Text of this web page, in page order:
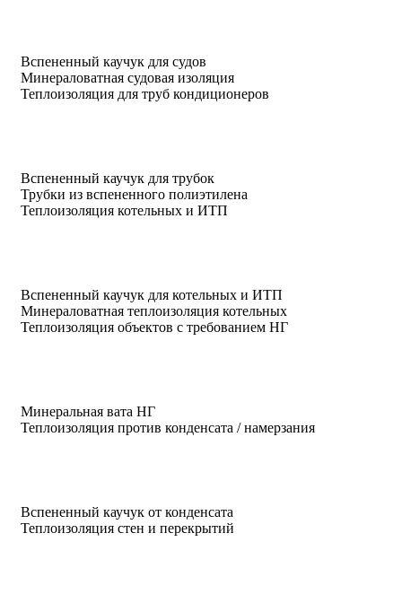
Вспененный каучук для судов
Минераловатная судовая изоляция
Теплоизоляция для труб кондиционеров
Вспененный каучук для трубок
Трубки из вспененного полиэтилена
Теплоизоляция котельных и ИТП
Вспененный каучук для котельных и ИТП
Минераловатная теплоизоляция котельных
Теплоизоляция объектов с требованием НГ
Минеральная вата НГ
Теплоизоляция против конденсата / намерзания
Вспененный каучук от конденсата
Теплоизоляция стен и перекрытий